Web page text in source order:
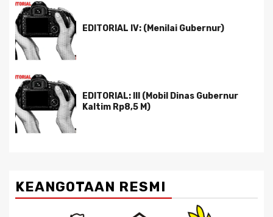
EDITORIAL IV: (Menilai Gubernur)
EDITORIAL: III (Mobil Dinas Gubernur
Kaltim Rp8,5 M)
KEANGOTAAN RESMI